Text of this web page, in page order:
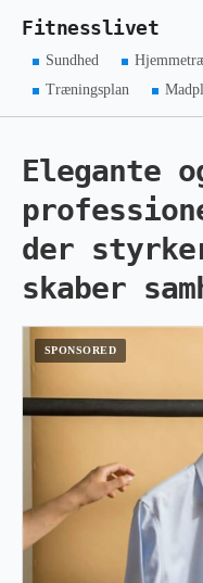
Fitnesslivet
Sundhed
Træningsplan
Elegante
der
skaber